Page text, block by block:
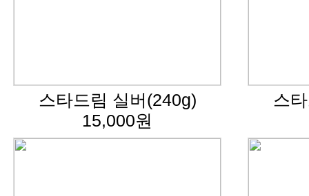
스타드림 실버(240g)
15,000원
스